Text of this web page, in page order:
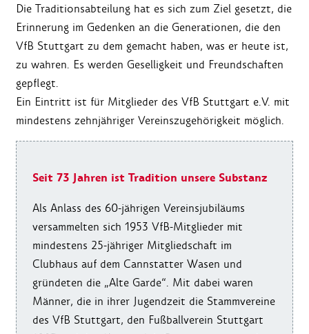
Die Traditionsabteilung hat es sich zum Ziel gesetzt, die
Erinnerung im Gedenken an die Generationen, die den
VfB Stuttgart zu dem gemacht haben, was er heute ist,
zu wahren. Es werden Geselligkeit und Freundschaften
gepflegt.
Ein Eintritt ist für Mitglieder des VfB Stuttgart e.V. mit
mindestens zehnjähriger Vereinszugehörigkeit möglich.
Seit 73 Jahren ist Tradition unsere Substanz
Als Anlass des 60-jährigen Vereinsjubiläums
versammelten sich 1953 VfB-Mitglieder mit
mindestens 25-jähriger Mitgliedschaft im
Clubhaus auf dem Cannstatter Wasen und
gründeten die „Alte Garde“. Mit dabei waren
Männer, die in ihrer Jugendzeit die Stammvereine
des VfB Stuttgart, den Fußballverein Stuttgart